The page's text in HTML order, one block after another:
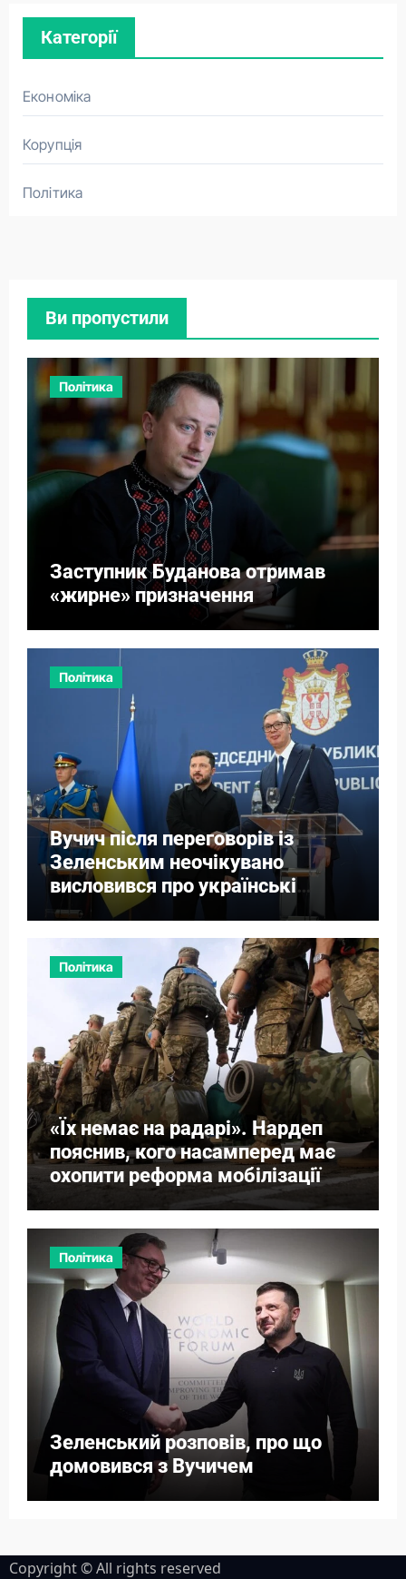
Категорії
Економіка
Корупція
Політика
Ви пропустили
Політика
Заступник Буданова отримав
«жирне» призначення
Політика
Вучич після переговорів із
Зеленським неочікувано
висловився про українські
території
Політика
«Їх немає на радарі». Нардеп
пояснив, кого насамперед має
охопити реформа мобілізації
Політика
Зеленський розповів, про що
домовився з Вучичем
Copyright © All rights reserved